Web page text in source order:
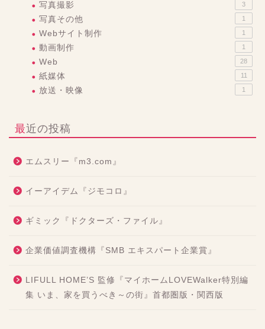
写真撮影 3
写真その他 1
Webサイト制作 1
動画制作 1
Web 28
紙媒体 11
放送・映像 1
最近の投稿
エムスリー『m3.com』
イーアイデム『ジモコロ』
ギミック『ドクターズ・ファイル』
企業価値調査機構『SMB エキスパート企業賞』
LIFULL HOME’S 監修『マイホームLOVEWalker特別編
集 いま、家を買うべき～の街』首都圏版・関西版